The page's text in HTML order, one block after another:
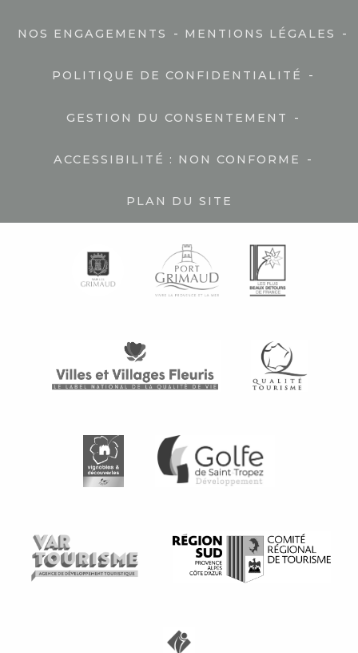
NOS ENGAGEMENTS - MENTIONS LÉGALES -
POLITIQUE DE CONFIDENTIALITÉ -
GESTION DU CONSENTEMENT -
ACCESSIBILITÉ : NON CONFORME -
PLAN DU SITE